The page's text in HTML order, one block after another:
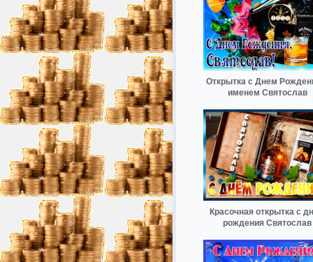
Открытка с Днем
именем Святослав
Красочная открытка с
рождения Святослав